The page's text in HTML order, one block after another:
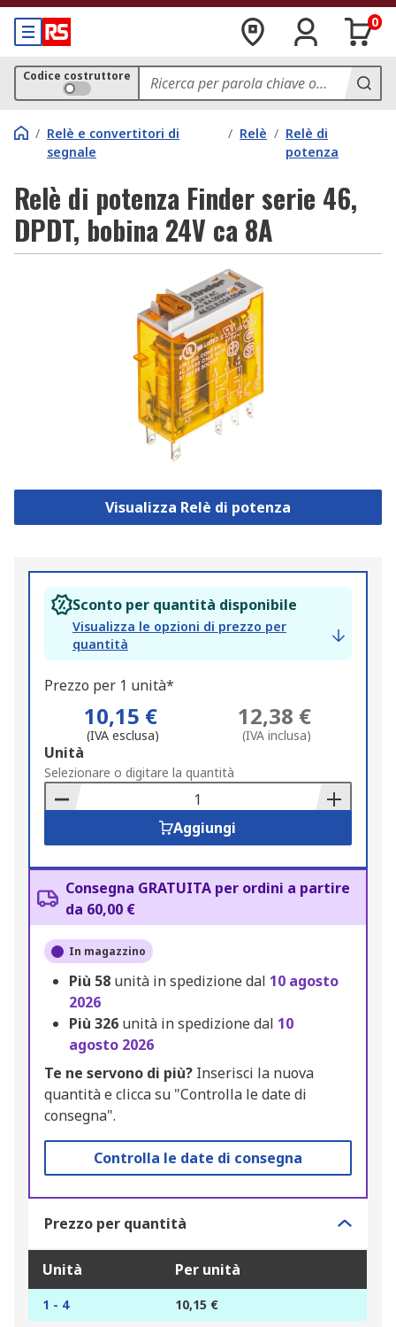
0
Codice costruttore
/ Relè e convertitori di
segnale
/ Relè / Relè di
potenza
Relè di potenza Finder serie 46,
DPDT, bobina 24V ca 8A
Visualizza Relè di potenza
Sconto per quantità disponibile
Visualizza le opzioni di prezzo per
quantità
Prezzo per 1 unità*
10,15 €
(IVA esclusa)
12,38 €
(IVA inclusa)
Add
to
Basket
Unità
Selezionare o digitare la quantità
Aggiungi
Consegna GRATUITA per ordini a partire
da 60,00 €
In magazzino
Più 58 unità in spedizione dal 10 agosto
2026
Più 326 unità in spedizione dal 10
agosto 2026
Te ne servono di più? Inserisci la nuova
quantità e clicca su "Controlla le date di
consegna".
Controlla le date di consegna
Prezzo per quantità
Unità Per unità
1 - 4
10,15 €